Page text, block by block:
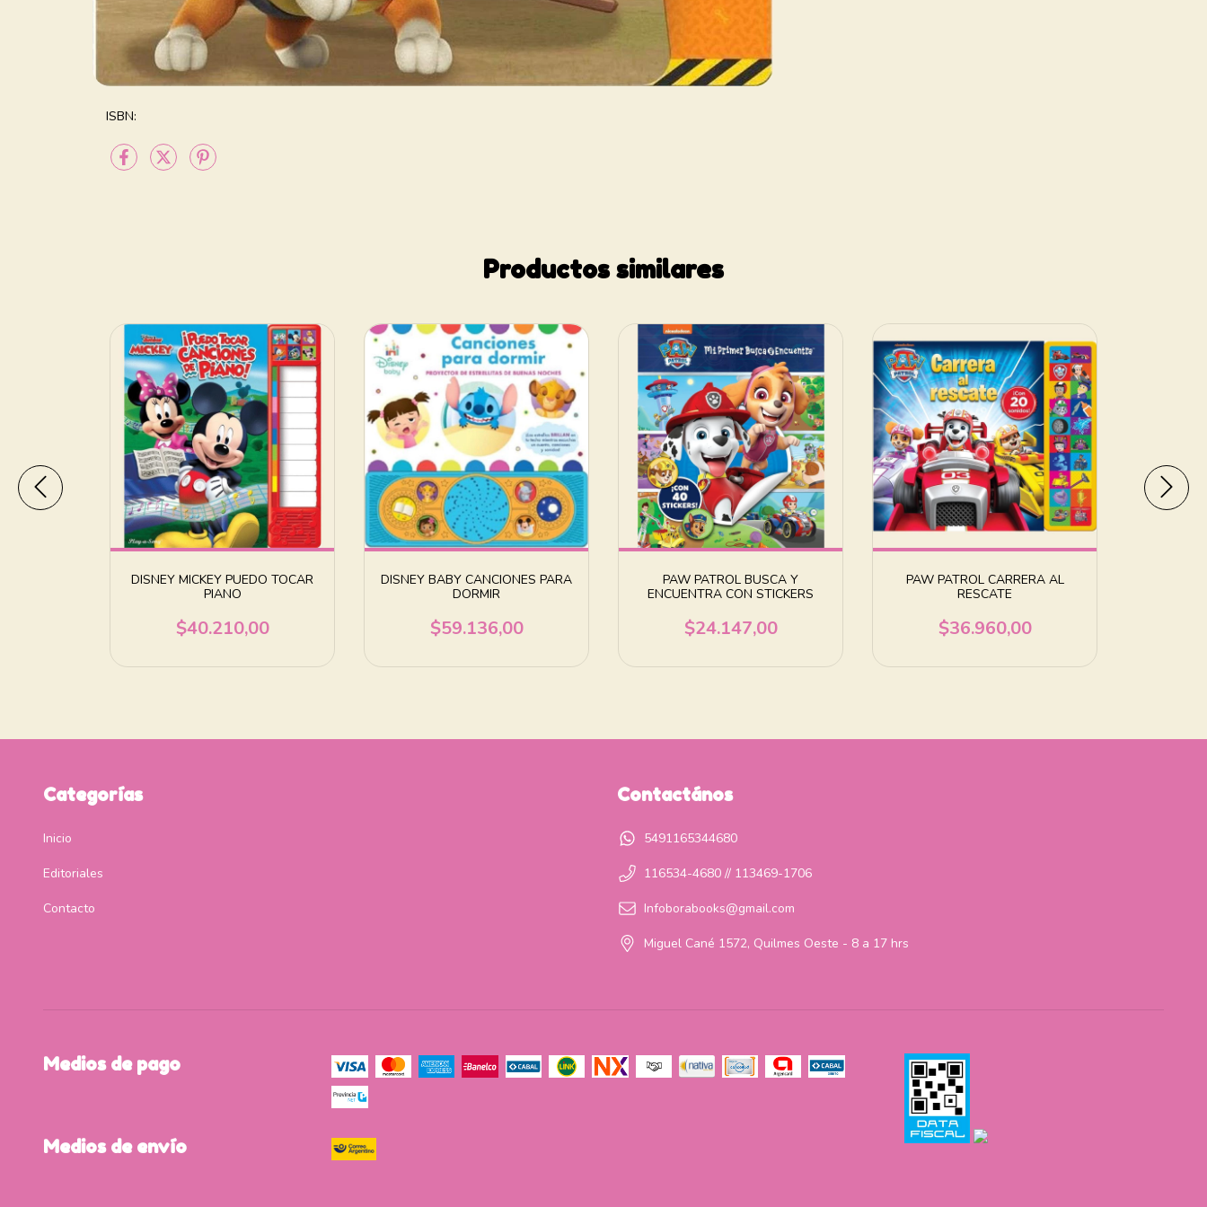
ISBN:
Productos similares
DISNEY MICKEY PUEDO TOCAR
PIANO
$40.210,00
DISNEY BABY CANCIONES PARA
DORMIR
$59.136,00
PAW PATROL BUSCA Y
ENCUENTRA CON STICKERS
$24.147,00
PAW PATROL CARRERA AL
RESCATE
$36.960,00
Categorías
Inicio
Editoriales
Contacto
Contactános
5491165344680
116534-4680 // 113469-1706
Infoborabooks@gmail.com
Miguel Cané 1572, Quilmes Oeste - 8 a 17 hrs
Medios de pago
Medios de envío